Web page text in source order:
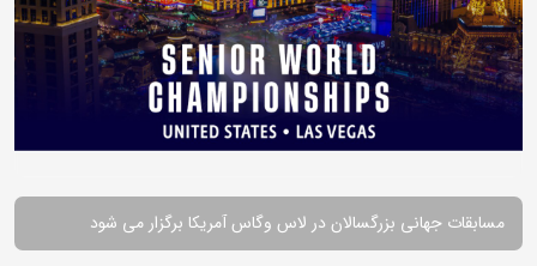
مسابقات جهانی بزرگسالان در لاس وگاس آمریکا برگزار می شود